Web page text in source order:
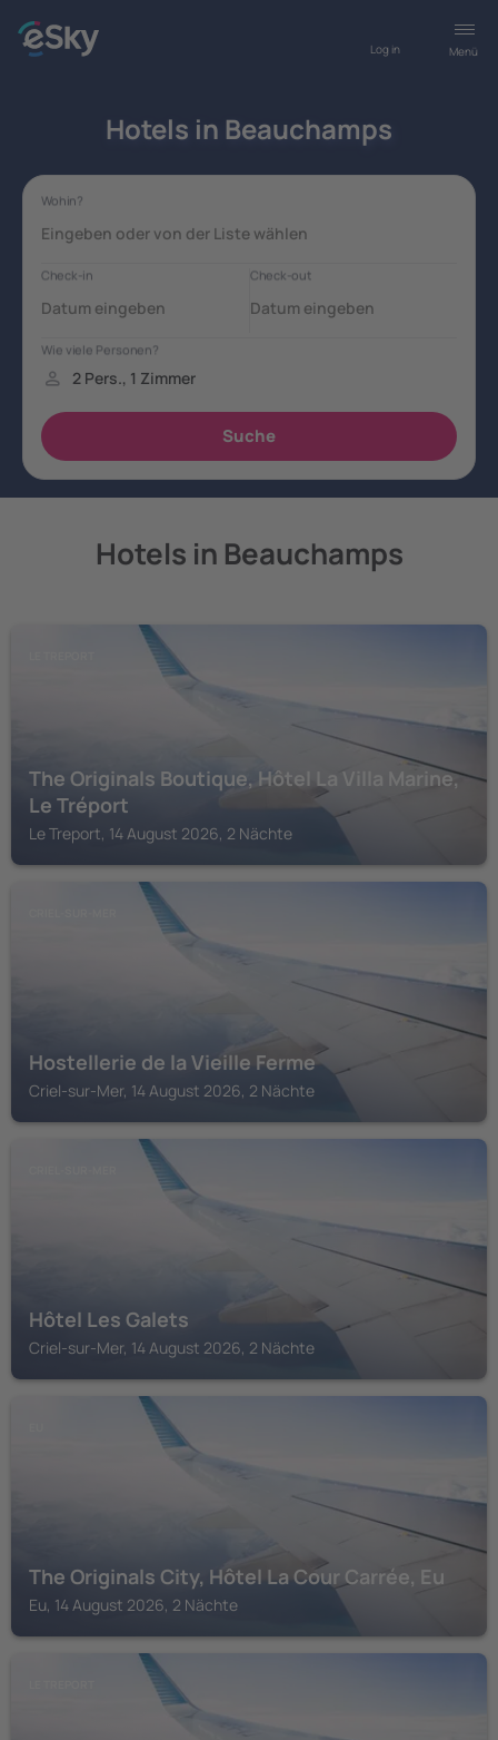
Menü
Log in
Hotels in Beauchamps
Hotels in Beauchamps
The Originals Boutique, Hôtel La Villa Marine,
Le Tréport
Le Treport, 14 August 2026, 2 Nächte
Hostellerie de la Vieille Ferme
Criel-sur-Mer, 14 August 2026, 2 Nächte
Hôtel Les Galets
Criel-sur-Mer, 14 August 2026, 2 Nächte
The Originals City, Hôtel La Cour Carrée, Eu
Eu, 14 August 2026, 2 Nächte